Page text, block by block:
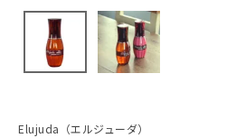
Elujuda（エルジューダ）